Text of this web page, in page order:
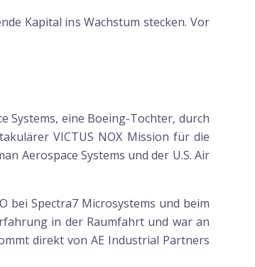
Kapital ins Wachstum stecken. Vor
Systems, eine Boeing-Tochter, durch
VICTUS NOX Mission für die
Aerospace Systems und der U.S. Air
bei Spectra7 Microsystems und beim
in der Raumfahrt und war an
direkt von AE Industrial Partners